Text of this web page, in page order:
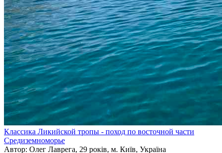
Классика Ликийской тропы - поход по восточной части
Средиземноморье
Автор: Олег Лаврега, 29 років, м. Київ, Україна